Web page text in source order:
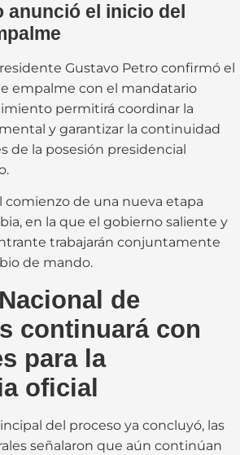
anunció el inicio del
Gustavo Petro confirmó el
empalme con el mandatario
permitirá coordinar la
y garantizar la continuidad
de la posesión presidencial
comienzo de una nueva etapa
en la que el gobierno saliente y
trabajarán conjuntamente
de mando.
de
continuará con
para la
oficial
del proceso ya concluyó, las
señalaron que aún continúan